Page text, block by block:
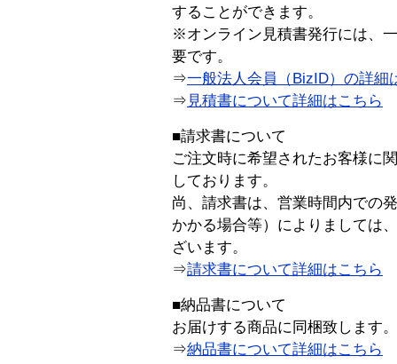
することができます。
※オンライン見積書発行には、
要です。
⇒一般法人会員（BizID）の詳細
⇒ 見積書について詳細はこちら
■請求書について
ご注文時に希望されたお客様に
しております。
尚、請求書は、営業時間内での
かかる場合等）によりましては
ざいます。
⇒請求書について詳細はこちら
■納品書について
お届けする商品に同梱致します。
⇒納品書について詳細はこちら